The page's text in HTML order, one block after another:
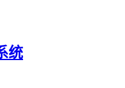
统